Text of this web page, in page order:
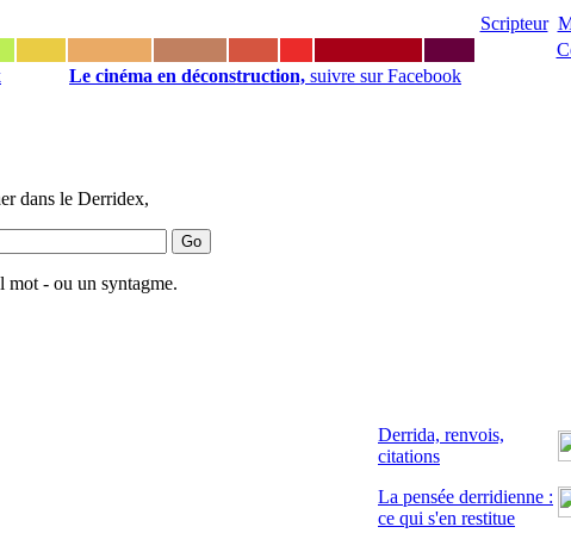
Scripteur
Le cinéma en déconstruction, suivre sur Facebook
dans le Derridex,
mot - ou un syntagme.
Derrida, renvois,
citations
La pensée derridienne :
ce qui s'en restitue